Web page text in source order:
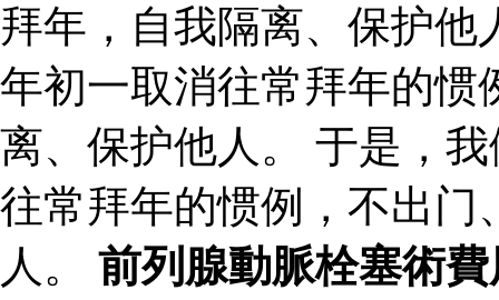
拜年，自我隔离、保护
年初一取消往常拜年的惯
离、保护他人。 于是，
往常拜年的惯例，不出门
人。 前列腺動脈栓塞術費